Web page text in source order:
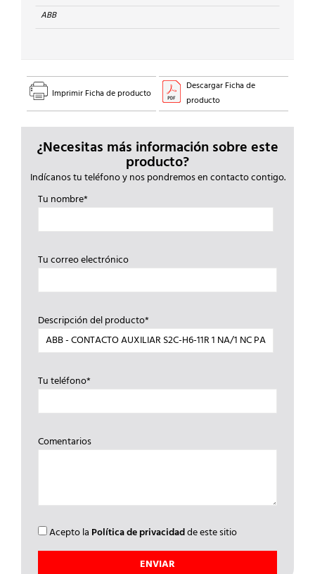
NA/1
NC
ABB
Imprimir Ficha de producto
Descargar Ficha de
producto
¿Necesitas más información sobre este
producto?
Indícanos tu teléfono y nos pondremos en contacto contigo.
Tu nombre*
Tu correo electrónico
Descripción del producto*
Tu teléfono*
Comentarios
Acepto la Política de privacidadde este sitio